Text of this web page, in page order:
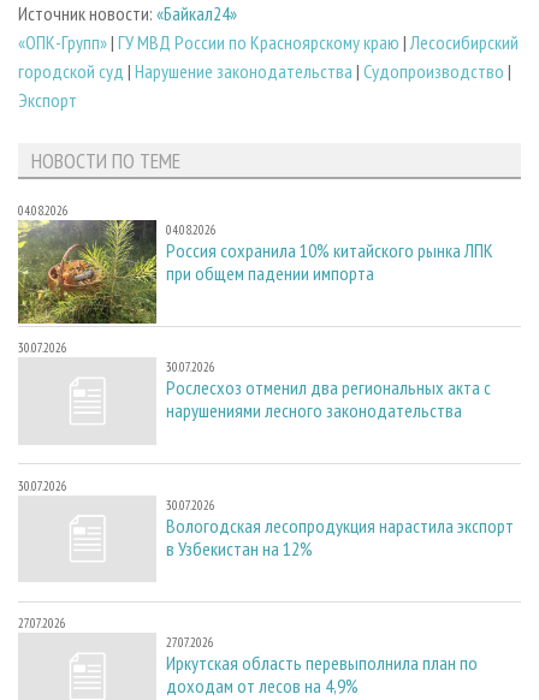
Источник новости: «Байкал24»
«ОПК-Групп»| ГУ МВД России по Красноярскому краю |Лесосибирский
городской суд | Нарушение законодательства | Судопроизводство |
Экспорт
НОВОСТИ ПО ТЕМЕ
04.08.2026
04.08.2026
Россия сохранила 10% китайского рынка ЛПК
при общем падении импорта
30.07.2026
30.07.2026
Рослесхоз отменил два региональных акта с
нарушениями лесного законодательства
30.07.2026
30.07.2026
Вологодская лесопродукция нарастила экспорт
в Узбекистан на 12%
27.07.2026
27.07.2026
Иркутская область перевыполнила план по
доходам от лесов на 4,9%